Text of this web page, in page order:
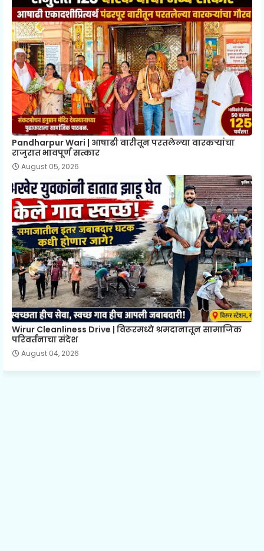
Pandharpur Wari | आषाढी वारीतून परतलेल्या वारकऱ्यांचा
राजुरात भावपूर्ण सत्कार
August 05, 2026
Wirur Cleanliness Drive | विरूरमध्ये श्रमदानातून सामाजिक
परिवर्तनाचा संदेश
August 04, 2026